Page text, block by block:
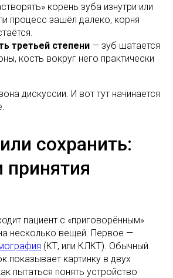
корень зуба изнутри или
процесс зашёл далеко, корня
третьей степени — зуб шатается
кость вокруг него практически
дискуссии. И вот тут начинается
сохранить:
принятия
пациент с «приговорённым»
несколько вещей. Первое —
(КТ, или КЛКТ). Обычный
показывает картинку в двух
пытаться понять устройство